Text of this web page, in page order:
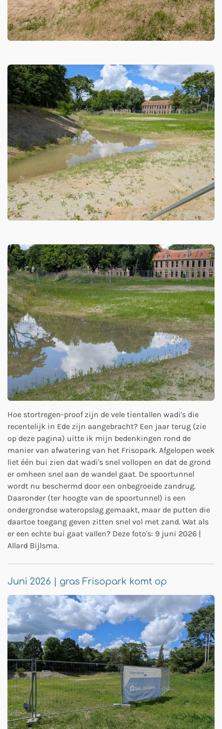
Hoe stortregen-proof zijn de vele tientallen wadi's die
recentelijk in Ede zijn aangebracht? Een jaar terug (zie
op deze pagina) uitte ik mijn bedenkingen rond de
manier van afwatering van het Frisopark. Afgelopen week
liet één bui zien dat wadi's snel vollopen en dat de grond
er omheen snel aan de wandel gaat. De spoortunnel
wordt nu beschermd door een onbegroeide zandrug.
Daaronder (ter hoogte van de spoortunnel) is een
ondergrondse wateropslag gemaakt, maar de putten die
daartoe toegang geven zitten snel vol met zand. Wat als
er een echte bui gaat vallen? Deze foto's: 9 juni 2026 |
Allard Bijlsma.
Juni 2026 | gras Frisopark komt op